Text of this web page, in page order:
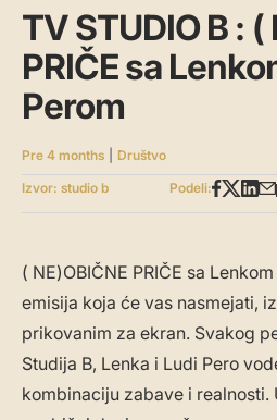
TV STUDIO B : (
PRIČE sa
Perom
Pre 4 months Društvo
Izvor: studio b
Podeli:
( NE)OBIČNE PRIČE sa
emisija koja će vas nasmejati,
prikovanim za ekran. Svakog
Studija B, Lenka i Ludi Pero
kombinaciju zabave i realnosti.